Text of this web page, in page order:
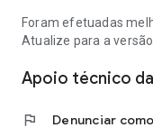
Foram efetuadas
Atualize para a
Apoio técnico
flag Denunciar